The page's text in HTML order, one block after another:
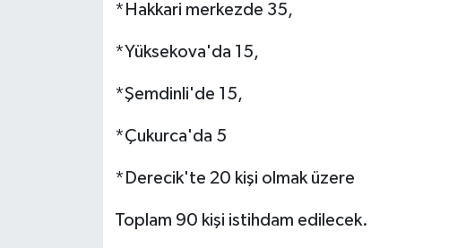
*Hakkari merkezde 35,
*Yüksekova'da 15,
*Şemdinli'de 15,
*Çukurca'da 5
*Derecik'te 20 kişi olmak üzere
Toplam 90 kişi istihdam edilecek.